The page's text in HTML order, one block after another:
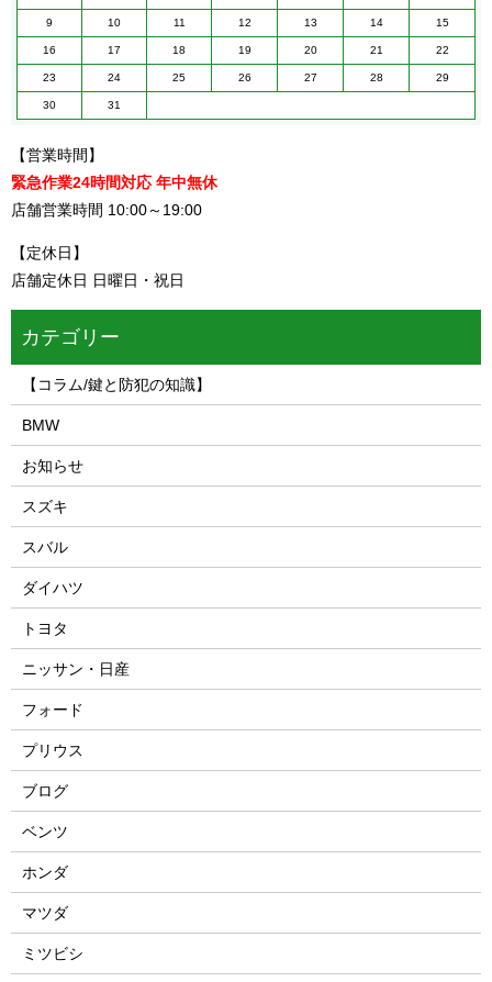
9 10 11 12 13 14 15
16 17 18 19 20 21 22
23 24 25 26 27 28 29
30 31
【営業時間】
緊急作業24時間対応 年中無休
店舗営業時間 10:00～19:00
【定休日】
店舗定休日 日曜日・祝日
カテゴリー
【コラム/鍵と防犯の知識】
BMW
お知らせ
スズキ
スバル
ダイハツ
トヨタ
ニッサン・日産
フォード
プリウス
ブログ
ベンツ
ホンダ
マツダ
ミツビシ